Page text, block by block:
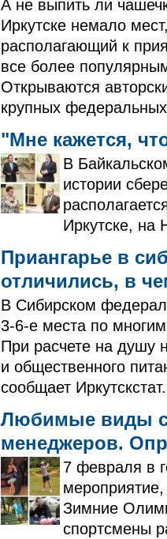
А не выпить ли
Иркутске немало
располагающий к
все более
Открываются
крупных
"Мне кажется,
В
истории
Иркутске, на
Приангарье в
отличились, в
В Сибирском
3-6-е места по
При расчете на душу
и общественного
сообщает Иркутскстат.
Любимые виды
менеджеров.
7 февраля в
Зимние
спортсмены